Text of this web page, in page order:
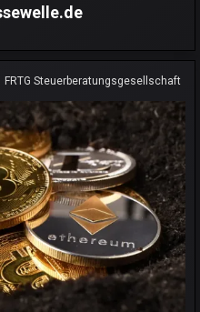
FRTG Steuerberatungsgesellschaft